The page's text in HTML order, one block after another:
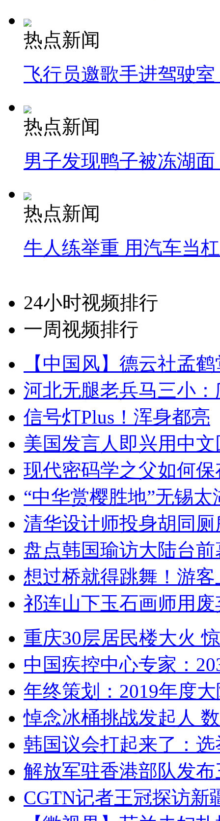
热点新闻
飞行员邀歌手进驾驶
热点新闻
男子发现鸭子被冻湖
热点新闻
牛人练举重 用汽车当
24小时视频排行
一周视频排行
【中国风】德云社孟
河北无腿老兵马三小
信号灯Plus！浑身都亮
美国发言人即兴用中
现代密码学之父如何
“中华赏樱胜地”无锡
清华设计师投身胡同
盘点韩国瑜访大陆台
想过桥就得跳舞！游客
祁连山下玉石画师用
重庆30层居民楼大火
中国疾控中心专家：
年终策划：2019年度
悼念冰桶挑战发起人
韩国议会打起来了：
解放军驻香港部队发
CGTN记者王冠探访新